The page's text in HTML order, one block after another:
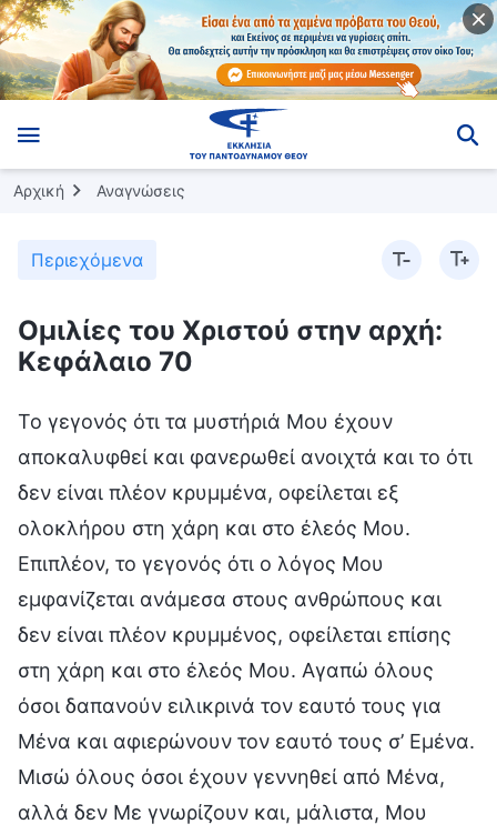
Αρχική Αναγνώσεις
Περιεχόμενα
Ομιλίες του Χριστού στην αρχή:
Κεφάλαιο 70
Το γεγονός ότι τα μυστήριά Μου έχουν
αποκαλυφθεί και φανερωθεί ανοιχτά και το ότι
δεν είναι πλέον κρυμμένα, οφείλεται εξ
ολοκλήρου στη χάρη και στο έλεός Μου.
Επιπλέον, το γεγονός ότι ο λόγος Μου
εμφανίζεται ανάμεσα στους ανθρώπους και
δεν είναι πλέον κρυμμένος, οφείλεται επίσης
στη χάρη και στο έλεός Μου. Αγαπώ όλους
όσοι δαπανούν ειλικρινά τον εαυτό τους για
Μένα και αφιερώνουν τον εαυτό τους σ’ Εμένα.
Μισώ όλους όσοι έχουν γεννηθεί από Μένα,
αλλά δεν Με γνωρίζουν και, μάλιστα, Μου